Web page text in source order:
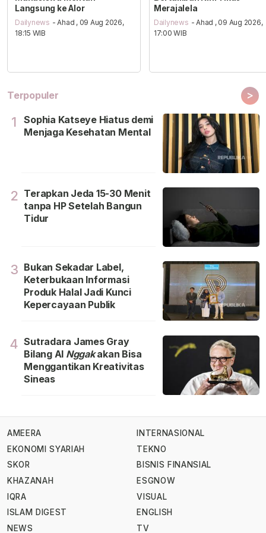
Langsung ke Alor
Dailynews - Ahad , 09 Aug 2026,
18:15 WIB
Merajalela
Dailynews - Ahad , 09 Aug 2026,
17:00 WIB
Terpopuler >
1
Sophia Katseye Hiatus demi
Menjaga Kesehatan Mental
2 Terapkan Jeda 15-30 Menit
tanpa HP Setelah Bangun
Tidur
3 Bukan Sekadar Label,
Keterbukaan Informasi
Produk Halal Jadi Kunci
Kepercayaan Publik
4 Sutradara James Gray
Bilang Al Nggakakan Bisa
Menggantikan Kreativitas
Sineas
AMEERA
EKONOMI SYARIAH
SKOR
KHAZANAH
IQRA
ISLAM DIGEST
NEWS
INTERNASIONAL
TEKNO
BISNIS FINANSIAL
ESGNOW
VISUAL
ENGLISH
TV